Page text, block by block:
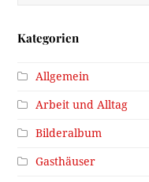
Kategorien
Allgemein
Arbeit und Alltag
Bilderalbum
Gasthäuser